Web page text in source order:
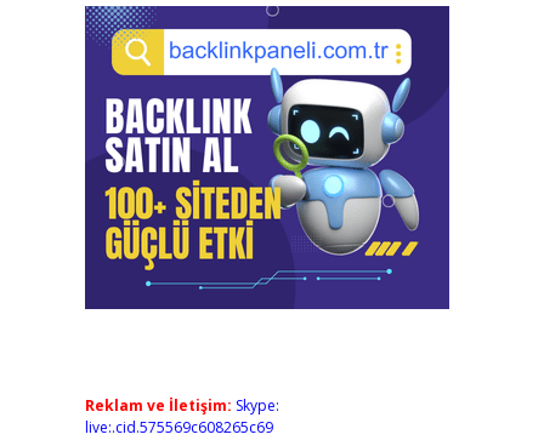
Reklam ve İletişim: Skype:
live:.cid.575569c608265c69